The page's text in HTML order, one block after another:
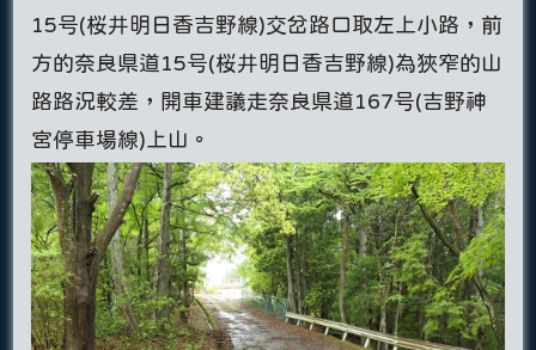
15号(桜井明日香吉野線)交岔路口取左上小路，前
方的奈良県道15号(桜井明日香吉野線)為狹窄的山
路路況較差，開車建議走奈良県道167号(吉野神
宮停車場線)上山。